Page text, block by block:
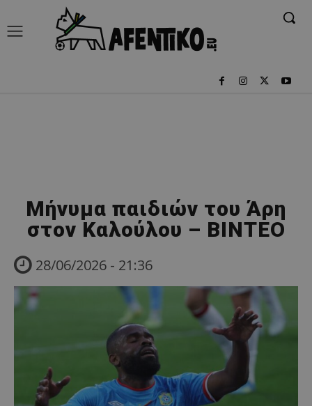
Μήνυμα παιδιών του Άρη
στον Καλούλου – ΒΙΝΤΕΟ
28/06/2026 - 21:36